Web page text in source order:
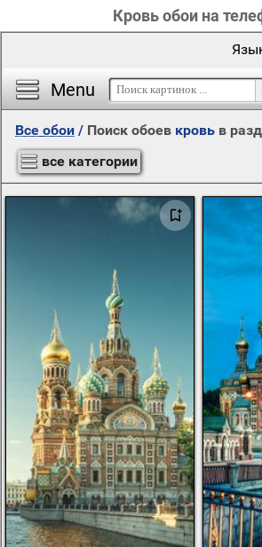
Кровь обои на
Menu
Все обои / Поиск обоев кровь в
все категории